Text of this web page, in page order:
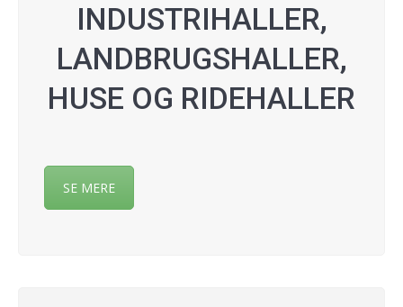
INDUSTRIHALLER,
LANDBRUGSHALLER,
HUSE OG RIDEHALLER
SE MERE